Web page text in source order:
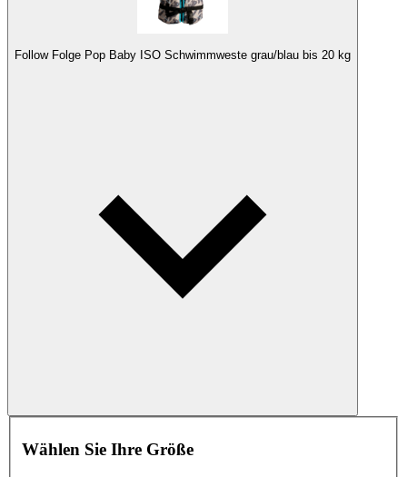
Follow Folge Pop Baby ISO Schwimmweste grau/blau bis 20 kg
Wählen Sie Ihre Größe